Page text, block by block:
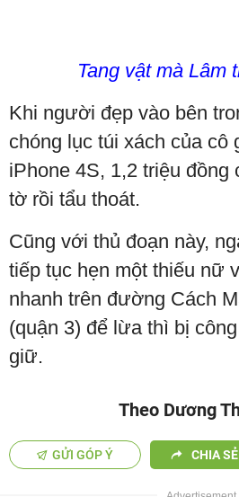
Tang vật mà Lâm
Khi người đẹp vào bên
chóng lục túi xách của cô
iPhone 4S, 1,2 triệu đồng
tờ rồi tẩu thoát.
Cũng với thủ đoạn này,
tiếp tục hẹn một thiếu nữ
nhanh trên đường Cách
(quận 3) để lừa thì bị
giữ.
Theo Dương
GỬI GÓP Ý CHIA SẺ